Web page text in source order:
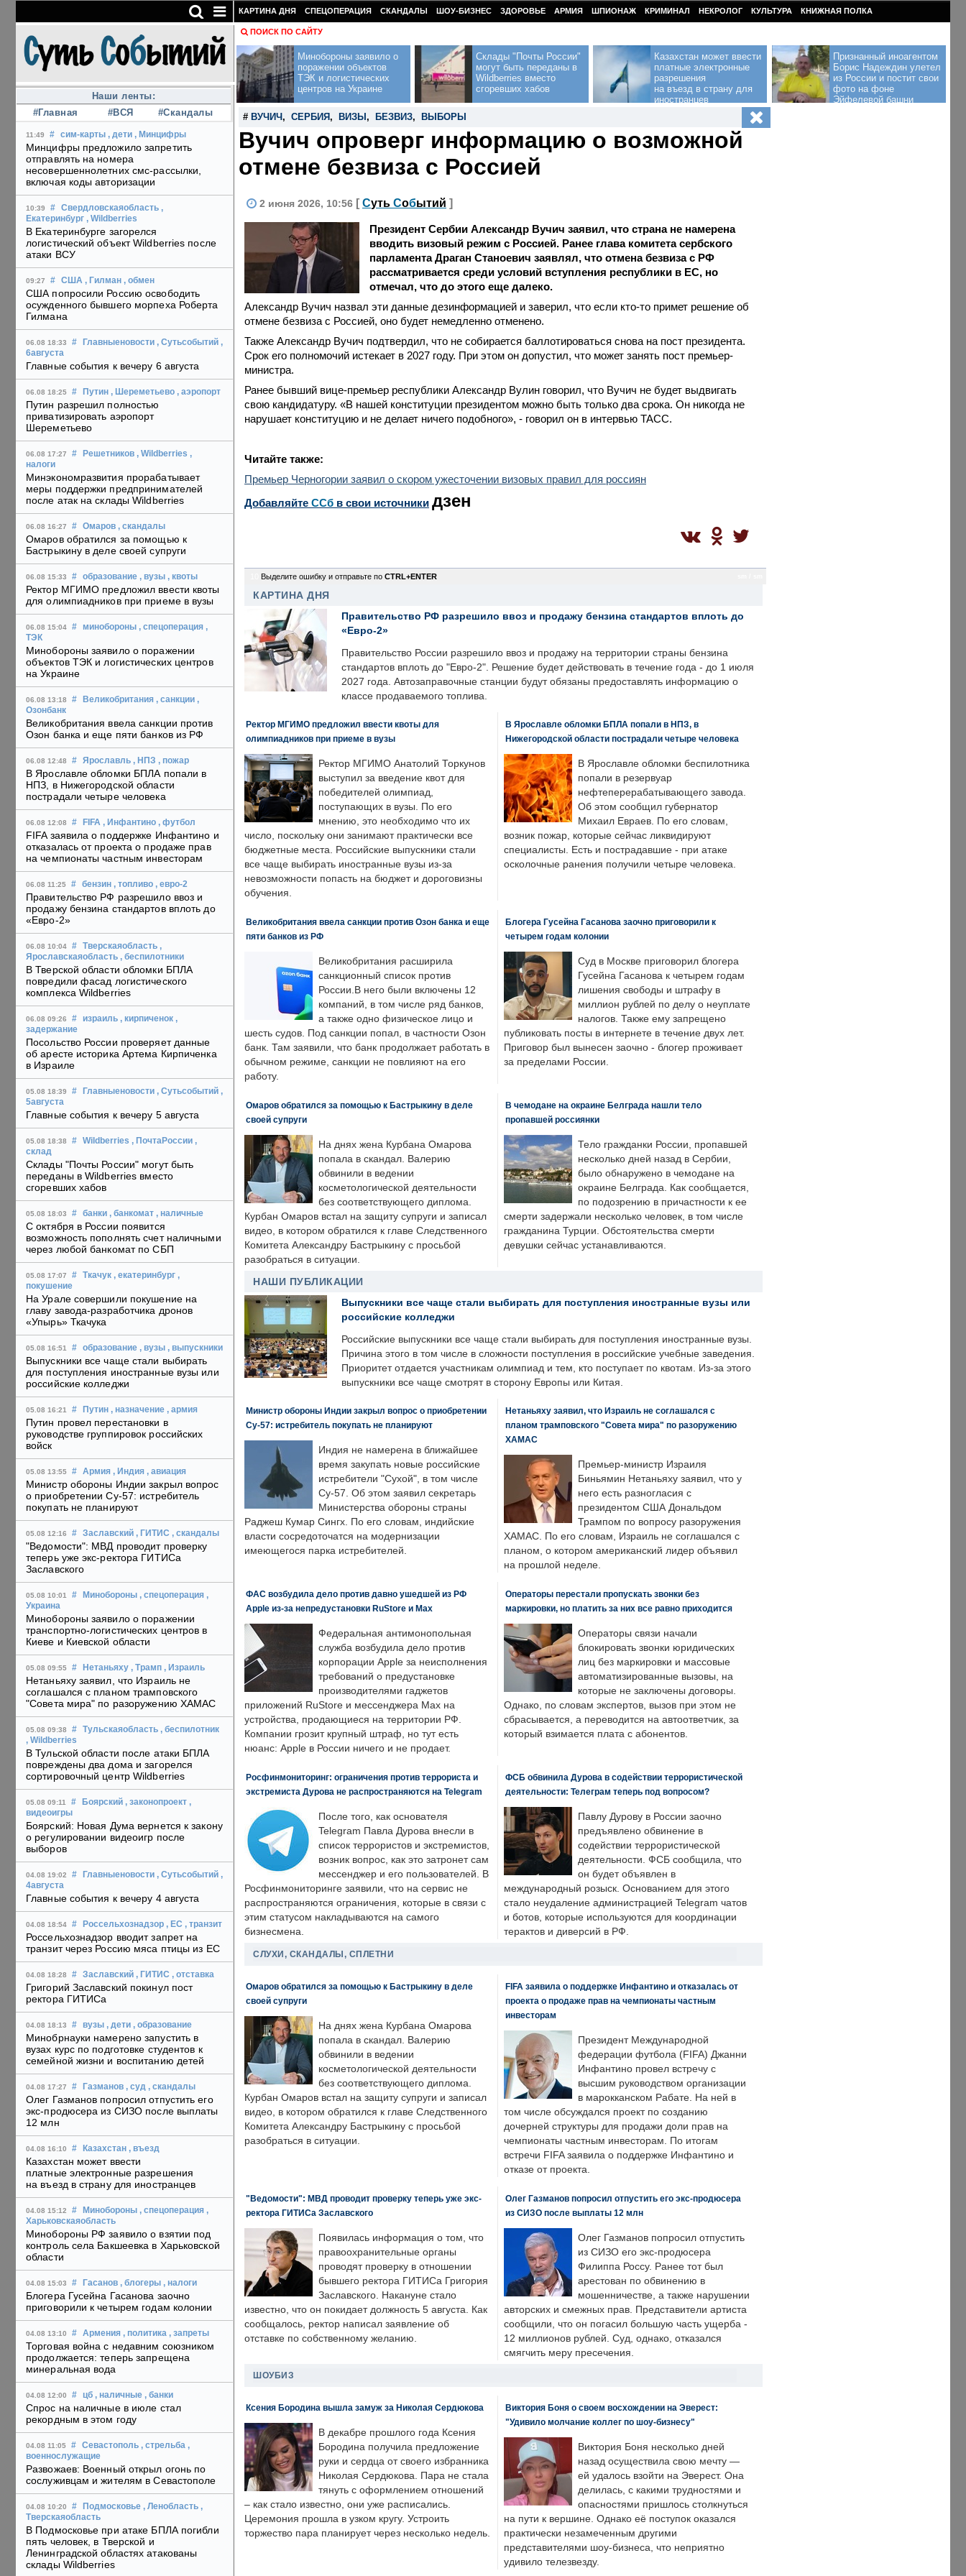
Наши ленты:
#Главная
#ВСЯ #Скандалы
11:49 # сим-карты , дети , Минцифры
Минцифры предложило запретить
отправлять на номера
несовершеннолетних смс-рассылки,
включая коды авторизации
10:39 # Свердловскаяобласть ,
Екатеринбург , Wildberries
В Екатеринбурге загорелся
логистический объект Wildberries после
атаки ВСУ
09:27 # США , Гилман , обмен
США попросили Россию освободить
осужденного бывшего морпеха Роберта
Гилмана
06.08 18:33 # Главныеновости , Сутьсобытий ,
6августа
Главные события к вечеру 6 августа
06.08 18:25 # Путин , Шереметьево , аэропорт
Путин разрешил полностью
приватизировать аэропорт
Шереметьево
06.08 17:27 # Решетников , Wildberries ,
налоги
Минэкономразвития прорабатывает
меры поддержки предпринимателей
после атак на склады Wildberries
06.08 16:27 # Омаров , скандалы
Омаров обратился за помощью к
Бастрыкину в деле своей супруги
06.08 15:33 # образование , вузы , квоты
Ректор МГИМО предложил ввести квоты
для олимпиадников при приеме в вузы
06.08 15:04 # минобороны , спецоперация ,
ТЭК
Минобороны заявило о поражении
объектов ТЭК и логистических центров
на Украине
06.08 13:18 # Великобритания , санкции ,
Озонбанк
Великобритания ввела санкции против
Озон банка и еще пяти банков из РФ
06.08 12:48 # Ярославль , НПЗ , пожар
В Ярославле обломки БПЛА попали в
НПЗ, в Нижегородской области
пострадали четыре человека
06.08 12:08 # FIFA , Инфантино , футбол
FIFA заявила о поддержке Инфантино и
отказалась от проекта о продаже прав
на чемпионаты частным инвесторам
06.08 11:25 # бензин , топливо , евро-2
Правительство РФ разрешило ввоз и
продажу бензина стандартов вплоть до
«Евро-2»
06.08 10:04 # Тверскаяобласть ,
Ярославскаяобласть , беспилотники
В Тверской области обломки БПЛА
повредили фасад логистического
комплекса Wildberries
06.08 09:26 # израиль , кирпиченок ,
задержание
Посольство России проверяет данные
об аресте историка Артема Кирпиченка
в Израиле
05.08 18:39 # Главныеновости , Сутьсобытий ,
5августа
Главные события к вечеру 5 августа
05.08 18:38 # Wildberries , ПочтаРоссии ,
склад
Склады "Почты России" могут быть
переданы в Wildberries вместо
сгоревших хабов
05.08 18:03 # банки , банкомат , наличные
С октября в России появится
возможность пополнять счет наличными
через любой банкомат по СБП
05.08 17:07 # Ткачук , екатеринбург ,
покушение
На Урале совершили покушение на
главу завода-разработчика дронов
«Упырь» Ткачука
05.08 16:51 # образование , вузы , выпускники
Выпускники все чаще стали выбирать
для поступления иностранные вузы или
российские колледжи
05.08 16:21 # Путин , назначение , армия
Путин провел перестановки в
руководстве группировок российских
войск
05.08 13:55 # Армия , Индия , авиация
Министр обороны Индии закрыл вопрос
о приобретении Су-57: истребитель
покупать не планируют
05.08 12:16 # Заславский , ГИТИС , скандалы
"Ведомости": МВД проводит проверку
теперь уже экс-ректора ГИТИСа
Заславского
05.08 10:01 # Минобороны , спецоперация ,
Украина
Минобороны заявило о поражении
транспортно-логистических центров в
Киеве и Киевской области
05.08 09:55 # Нетаньяху , Трамп , Израиль
Нетаньяху заявил, что Израиль не
соглашался с планом трамповского
"Совета мира" по разоружению ХАМАС
05.08 09:38 # Тульскаяобласть , беспилотник
, Wildberries
В Тульской области после атаки БПЛА
повреждены два дома и загорелся
сортировочный центр Wildberries
05.08 09:11 # Боярский , законопроект ,
видеоигры
Боярский: Новая Дума вернется к закону
о регулировании видеоигр после
выборов
04.08 19:02 # Главныеновости , Сутьсобытий ,
4августа
Главные события к вечеру 4 августа
04.08 18:54 # Россельхознадзор , ЕС , транзит
Россельхознадзор вводит запрет на
транзит через Россию мяса птицы из ЕС
04.08 18:28 # Заславский , ГИТИС , отставка
Григорий Заславский покинул пост
ректора ГИТИСа
04.08 18:13 # вузы , дети , образование
Минобрнауки намерено запустить в
вузах курс по подготовке студентов к
семейной жизни и воспитанию детей
04.08 17:27 # Газманов , суд , скандалы
Олег Газманов попросил отпустить его
экс-продюсера из СИЗО после выплаты
12 млн
04.08 16:10 # Казахстан , въезд
Казахстан может ввести
платные электронные разрешения
на въезд в страну для иностранцев
04.08 15:12 # Минобороны , спецоперация ,
Харьковскаяобласть
Минобороны РФ заявило о взятии под
контроль села Бакшеевка в Харьковской
области
04.08 15:03 # Гасанов , блогеры , налоги
Блогера Гусейна Гасанова заочно
приговорили к четырем годам колонии
04.08 13:10 # Армения , политика , запреты
Торговая война с недавним союзником
продолжается: теперь запрещена
минеральная вода
04.08 12:00 # цб , наличные , банки
Спрос на наличные в июле стал
рекордным в этом году
04.08 11:05 # Севастополь , стрельба ,
военнослужащие
Развожаев: Военный открыл огонь по
сослуживцам и жителям в Севастополе
04.08 10:20 # Подмосковье , Ленобласть ,
Тверскаяобласть
В Подмосковье при атаке БПЛА погибли
пять человек, в Тверской и
Ленинградской областях атакованы
склады Wildberries
КАРТИНА ДНЯ СПЕЦОПЕРАЦИЯ СКАНДАЛЫ ШОУ-БИЗНЕС ЗДОРОВЬЕ АРМИЯ ШПИОНАЖ КРИМИНАЛ НЕКРОЛОГ КУЛЬТУРА КНИЖНАЯ ПОЛКА
ПОИСК ПО САЙТУ
Минобороны заявило о
поражении объектов
ТЭК и логистических
центров на Украине
Склады "Почты России"
могут быть переданы в
Wildberries вместо
сгоревших хабов
Казахстан может ввести
платные электронные
разрешения
на въезд в страну для
иностранцев
Признанный иноагентом
Борис Надеждин улетел
из России и постит свои
фото на фоне
Эйфелевой башни
# ВУЧИЧ , СЕРБИЯ , ВИЗЫ , БЕЗВИЗ, ВЫБОРЫ
Вучич опроверг информацию о возможной
отмене безвиза с Россией
2 июня 2026, 10:56 [ Суть Событий ]
Президент Сербии Александр Вучич заявил, что страна не намерена
вводить визовый режим с Россией. Ранее глава комитета сербского
парламента Драган Станоевич заявлял, что отмена безвиза с РФ
рассматривается среди условий вступления республики в ЕС, но
отмечал, что до этого еще далеко.
Александр Вучич назвал эти данные дезинформацией и заверил, что если кто-то примет решение об
отмене безвиза с Россией, оно будет немедленно отменено.
Также Александр Вучич подтвердил, что не собирается баллотироваться снова на пост президента.
Срок его полномочий истекает в 2027 году. При этом он допустил, что может занять пост премьер-
министра.
Ранее бывший вице-премьер республики Александр Вулин говорил, что Вучич не будет выдвигать
свою кандидатуру. «В нашей конституции президентом можно быть только два срока. Он никогда не
нарушает конституцию и не делает ничего подобного», - говорил он в интервью ТАСС.
Читайте также:
Премьер Черногории заявил о скором ужесточении визовых правил для россиян
Добавляйте CСб в свои источники дзен
Выделите ошибку и отправьте по CTRL+ENTER
КАРТИНА ДНЯ
Правительство РФ разрешило ввоз и продажу бензина стандартов вплоть до
«Евро-2»
Правительство России разрешило ввоз и продажу на территории страны бензина
стандартов вплоть до "Евро-2". Решение будет действовать в течение года - до 1 июля
2027 года. Автозаправочные станции будут обязаны предоставлять информацию о
классе продаваемого топлива.
Ректор МГИМО предложил ввести квоты для
олимпиадников при приеме в вузы
Ректор МГИМО Анатолий Торкунов
выступил за введение квот для
победителей олимпиад,
поступающих в вузы. По его
мнению, это необходимо что их
число, поскольку они занимают практически все
бюджетные места. Российские выпускники стали
все чаще выбирать иностранные вузы из-за
невозможности попасть на бюджет и дороговизны
обучения.
В Ярославле обломки БПЛА попали в НПЗ, в
Нижегородской области пострадали четыре человека
В Ярославле обломки беспилотника
попали в резервуар
нефтеперерабатывающего завода.
Об этом сообщил губернатор
Михаил Евраев. По его словам,
возник пожар, которые сейчас ликвидируют
специалисты. Есть и пострадавшие - при атаке
осколочные ранения получили четыре человека.
Великобритания ввела санкции против Озон банка и еще
пяти банков из РФ
Великобритания расширила
санкционный список против
России.В него были включены 12
компаний, в том числе ряд банков,
а также одно физическое лицо и
шесть судов. Под санкции попал, в частности Озон
банк. Там заявили, что банк продолжает работать в
обычном режиме, санкции не повлияют на его
работу.
Блогера Гусейна Гасанова заочно приговорили к
четырем годам колонии
Суд в Москве приговорил блогера
Гусейна Гасанова к четырем годам
лишения свободы и штрафу в
миллион рублей по делу о неуплате
налогов. Также ему запрещено
публиковать посты в интернете в течение двух лет.
Приговор был вынесен заочно - блогер проживает
за пределами России.
Омаров обратился за помощью к Бастрыкину в деле
своей супруги
На днях жена Курбана Омарова
попала в скандал. Валерию
обвинили в ведении
косметологической деятельности
без соответствующего диплома.
Курбан Омаров встал на защиту супруги и записал
видео, в котором обратился к главе Следственного
Комитета Александру Бастрыкину с просьбой
разобраться в ситуации.
В чемодане на окраине Белграда нашли тело
пропавшей россиянки
Тело гражданки России, пропавшей
несколько дней назад в Сербии,
было обнаружено в чемодане на
окраине Белграда. Как сообщается,
по подозрению в причастности к ее
смерти задержали несколько человек, в том числе
гражданина Турции. Обстоятельства смерти
девушки сейчас устанавливаются.
НАШИ ПУБЛИКАЦИИ
Выпускники все чаще стали выбирать для поступления иностранные вузы или
российские колледжи
Российские выпускники все чаще стали выбирать для поступления иностранные вузы.
Причина этого в том числе в сложности поступления в российские учебные заведения.
Приоритет отдается участникам олимпиад и тем, кто поступает по квотам. Из-за этого
выпускники все чаще смотрят в сторону Европы или Китая.
Министр обороны Индии закрыл вопрос о приобретении
Су-57: истребитель покупать не планируют
Индия не намерена в ближайшее
время закупать новые российские
истребители "Сухой", в том числе
Су-57. Об этом заявил секретарь
Министерства обороны страны
Раджеш Кумар Сингх. По его словам, индийские
власти сосредоточатся на модернизации
имеющегося парка истребителей.
Нетаньяху заявил, что Израиль не соглашался с
планом трамповского "Совета мира" по разоружению
ХАМАС
Премьер-министр Израиля
Биньямин Нетаньяху заявил, что у
него есть разногласия с
президентом США Дональдом
Трампом по вопросу разоружения
ХАМАС. По его словам, Израиль не соглашался с
планом, о котором американский лидер объявил
на прошлой неделе.
ФАС возбудила дело против давно ушедшей из РФ
Apple из-за непредустановки RuStore и Max
Федеральная антимонопольная
служба возбудила дело против
корпорации Apple за неисполнения
требований о предустановке
производителями гаджетов
приложений RuStore и мессенджера Max на
устройства, продающиеся на территории РФ.
Компании грозит крупный штраф, но тут есть
нюанс: Apple в России ничего и не продает.
Операторы перестали пропускать звонки без
маркировки, но платить за них все равно приходится
Операторы связи начали
блокировать звонки юридических
лиц без маркировки и массовые
автоматизированные вызовы, на
которые не заключены договоры.
Однако, по словам экспертов, вызов при этом не
сбрасывается, а переводится на автоответчик, за
который взимается плата с абонентов.
Росфинмониторинг: ограничения против террориста и
экстремиста Дурова не распространяются на Telegram
После того, как основателя
Telegram Павла Дурова внесли в
список террористов и экстремистов,
возник вопрос, как это затронет сам
мессенджер и его пользователей. В
Росфинмониторинге заявили, что на сервис не
распространяются ограничения, которые в связи с
этим статусом накладываются на самого
бизнесмена.
ФСБ обвинила Дурова в содействии террористической
деятельности: Телеграм теперь под вопросом?
Павлу Дурову в России заочно
предъявлено обвинение в
содействии террористической
деятельности. ФСБ сообщила, что
он будет объявлен в
международный розыск. Основанием для этого
стало неудаление администрацией Telegram чатов
и ботов, которые используются для координации
терактов и диверсий в РФ.
СЛУХИ, СКАНДАЛЫ, СПЛЕТНИ
Омаров обратился за помощью к Бастрыкину в деле
своей супруги
На днях жена Курбана Омарова
попала в скандал. Валерию
обвинили в ведении
косметологической деятельности
без соответствующего диплома.
Курбан Омаров встал на защиту супруги и записал
видео, в котором обратился к главе Следственного
Комитета Александру Бастрыкину с просьбой
разобраться в ситуации.
FIFA заявила о поддержке Инфантино и отказалась от
проекта о продаже прав на чемпионаты частным
инвесторам
Президент Международной
федерации футбола (FIFA) Джанни
Инфантино провел встречу с
высшим руководством организации
в марокканском Рабате. На ней в
том числе обсуждался проект по созданию
дочерней структуры для продажи доли прав на
чемпионаты частным инвесторам. По итогам
встречи FIFA заявила о поддержке Инфантино и
отказе от проекта.
"Ведомости": МВД проводит проверку теперь уже экс-
ректора ГИТИСа Заславского
Появилась информация о том, что
правоохранительные органы
проводят проверку в отношении
бывшего ректора ГИТИСа Григория
Заславского. Накануне стало
известно, что он покидает должность 5 августа. Как
сообщалось, ректор написал заявление об
отставке по собственному желанию.
Олег Газманов попросил отпустить его экс-продюсера
из СИЗО после выплаты 12 млн
Олег Газманов попросил отпустить
из СИЗО его экс-продюсера
Филиппа Россу. Ранее тот был
арестован по обвинению в
мошенничестве, а также нарушении
авторских и смежных прав. Представители артиста
сообщили, что он погасил большую часть ущерба -
12 миллионов рублей. Суд, однако, отказался
смягчить меру пресечения.
ШОУБИЗ
Ксения Бородина вышла замуж за Николая Сердюкова
В декабре прошлого года Ксения
Бородина получила предложение
руки и сердца от своего избранника
Николая Сердюкова. Пара не стала
тянуть с оформлением отношений
– как стало известно, они уже расписались.
Церемония прошла в узком кругу. Устроить
торжество пара планирует через несколько недель.
Виктория Боня о своем восхождении на Эверест:
"Удивило молчание коллег по шоу-бизнесу"
Виктория Боня несколько дней
назад осуществила свою мечту —
ей удалось взойти на Эверест. Она
делилась, с какими трудностями и
опасностями пришлось столкнуться
на пути к вершине. Однако её поступок оказался
практически незамеченным другими
представителями шоу-бизнеса, что неприятно
удивило телезвезду.